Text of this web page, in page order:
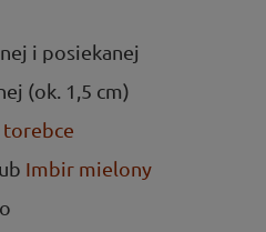
i posiekanej
(ok. 1,5 cm)
torebce
Imbir mielony